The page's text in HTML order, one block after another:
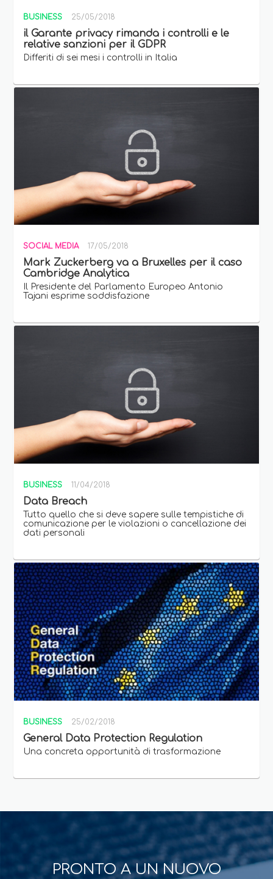
BUSINESS 25/05/2018
il Garante privacy rimanda i controlli e le
relative sanzioni per il GDPR
Differiti di sei mesi i controlli in Italia
SOCIAL MEDIA 17/05/2018
Mark Zuckerberg va a Bruxelles per il caso
Cambridge Analytica
Il Presidente del Parlamento Europeo Antonio
Tajani esprime soddisfazione
BUSINESS 11/04/2018
Data Breach
Tutto quello che si deve sapere sulle tempistiche di
comunicazione per le violazioni o cancellazione dei
dati personali
BUSINESS 25/02/2018
General Data Protection Regulation
Una concreta opportunità di trasformazione
PRONTO A UN NUOVO